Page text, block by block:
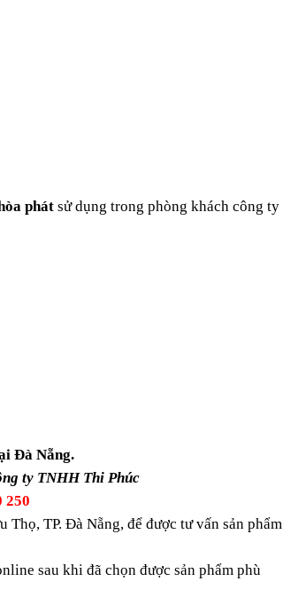
phát sử dụng trong phòng khách công ty
Đà Nẵng.
ty TNHH Thi Phúc
250
TP. Đà Nẵng, để được tư vấn sản phẩm
sau khi đã chọn được sản phẩm phù